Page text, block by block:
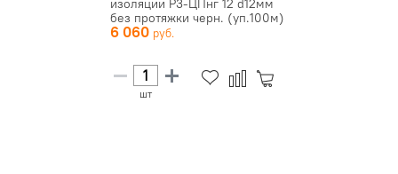
без протяжки черн. (уп.100м)
З...
6 060
шт